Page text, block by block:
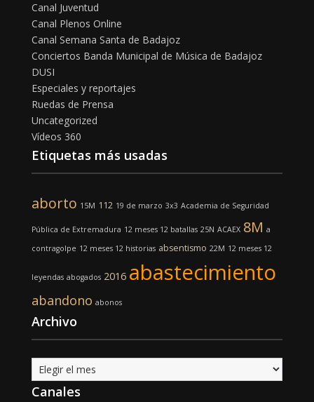
Canal Juventud
Canal Plenos Online
Canal Semana Santa de Badajoz
Conciertos Banda Municipal de Música de Badajoz
DUSI
Especiales y reportajes
Ruedas de Prensa
Uncategorized
Vídeos 360
Etiquetas más usadas
aborto 15M 112 19 de marzo 3x3 Academia de Seguridad
Pública de Extremadura 12 meses 12 batallas 25N ACAEX 8M a
contragolpe 12 meses 12 historias absentismo 22M 12 meses 12
leyendas abogados 2016 abastecimiento
abandono abonos
Archivo
Archivo
Canales